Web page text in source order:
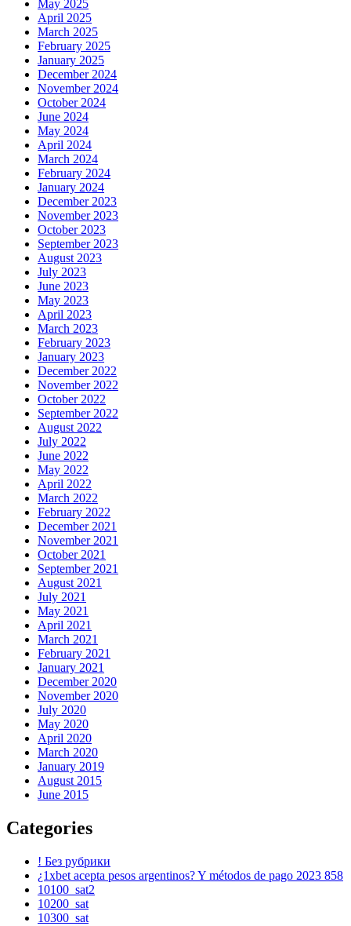
May 2025
April 2025
March 2025
February 2025
January 2025
December 2024
November 2024
October 2024
June 2024
May 2024
April 2024
March 2024
February 2024
January 2024
December 2023
November 2023
October 2023
September 2023
August 2023
July 2023
June 2023
May 2023
April 2023
March 2023
February 2023
January 2023
December 2022
November 2022
October 2022
September 2022
August 2022
July 2022
June 2022
May 2022
April 2022
March 2022
February 2022
December 2021
November 2021
October 2021
September 2021
August 2021
July 2021
May 2021
April 2021
March 2021
February 2021
January 2021
December 2020
November 2020
July 2020
May 2020
April 2020
March 2020
January 2019
August 2015
June 2015
Categories
! Без рубрики
¿1xbet acepta pesos argentinos? Y métodos de pago 2023 858
10100_sat2
10200_sat
10300_sat